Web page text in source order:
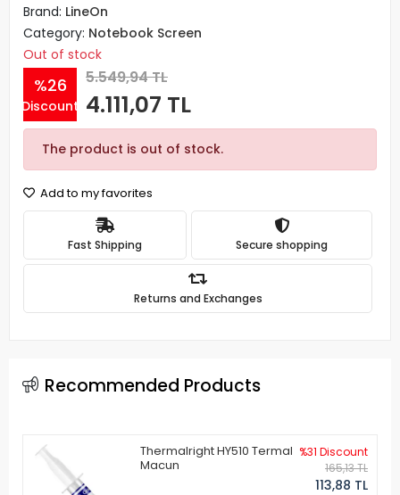
Brand: LineOn
Category: Notebook Screen
Out of stock
%26
Discount
5.549,94 TL
4.111,07 TL
The product is out of stock.
Add to my favorites
Fast Shipping Secure shopping
Returns and Exchanges
Recommended Products
Thermalright HY510 Termal
Macun
%31 Discount
165,13 TL
113,88 TL